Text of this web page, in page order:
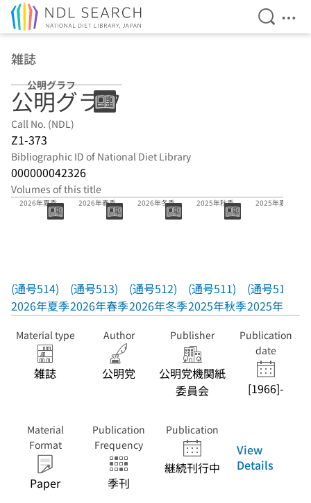
Open
雑誌
公明グラフ
公明グラフ
Call No. (NDL)
Z1-373
Bibliographic ID of National Diet Library
000000042326
Volumes of this title
(通号514)
2026年夏季
(通号514)
2026年夏季
(通号513)
2026年春季
(通号513)
2026年春季
2026年冬季
(通号512)
2026年冬季
2025年秋季
(通号511)
2025年秋季
2025年夏季
(通号510)
2025年夏季
Material type
雑誌
Author
公明党
Publisher
公明党機関紙
委員会
Publication
date
[1966]-
Material
Format
Paper
Publication
Frequency
季刊
Publication
継続刊行中
View
Details